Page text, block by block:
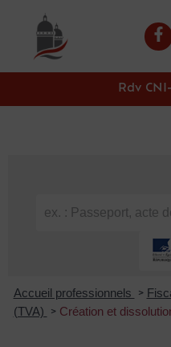
principal
Rdv CNI-
Accueil professionnels >
(TVA)
> Création et